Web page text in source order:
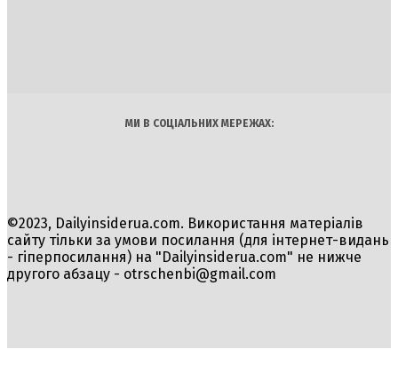
МИ В СОЦІАЛЬНИХ МЕРЕЖАХ:
©2023, Dailyinsiderua.com. Використання матеріалів
сайту тільки за умови посилання (для інтернет-видань
- гіперпосилання) на "Dailyinsiderua.com" не нижче
другого абзацу - otrschenbi@gmail.com